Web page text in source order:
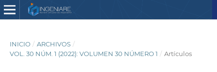
INICIO / ARCHIVOS /
VOL. 30 NÚM. 1 (2022): VOLUMEN 30 NÚMERO 1 / Artículos